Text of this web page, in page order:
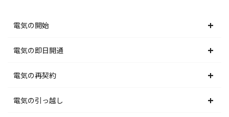
電気の開始
北海道電力エリア
東北電力エリア
東京電力エリア
電気の即日開通
北海道電力エリア
東北電力エリア
電気の再契約
北海道電力エリア
電気の引っ越し